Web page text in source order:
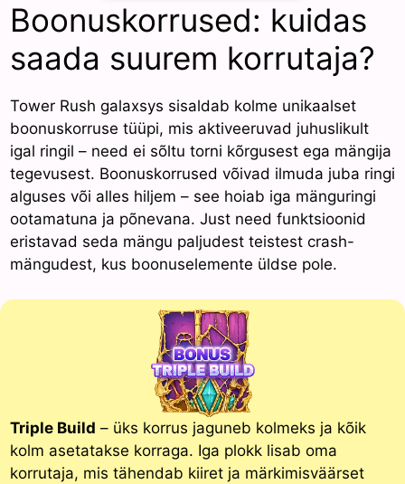
Boonuskorrused: kuidas
saada suurem korrutaja?
Tower Rush galaxsys sisaldab kolme unikaalset
boonuskorruse tüüpi, mis aktiveeruvad juhuslikult
igal ringil – need ei sõltu torni kõrgusest ega mängija
tegevusest. Boonuskorrused võivad ilmuda juba ringi
alguses või alles hiljem – see hoiab iga mänguringi
ootamatuna ja põnevana. Just need funktsioonid
eristavad seda mängu paljudest teistest crash-
mängudest, kus boonuselemente üldse pole.
Triple Build – üks korrus jaguneb kolmeks ja kõik
kolm asetatakse korraga. Iga plokk lisab oma
korrutaja, mis tähendab kiiret ja märkimisväärset